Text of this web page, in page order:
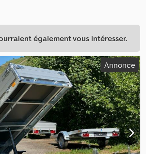
également vous intéresser.
Annonce